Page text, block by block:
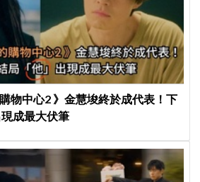
物中心2 》金慧埈終於成代表！下
成最大伏筆